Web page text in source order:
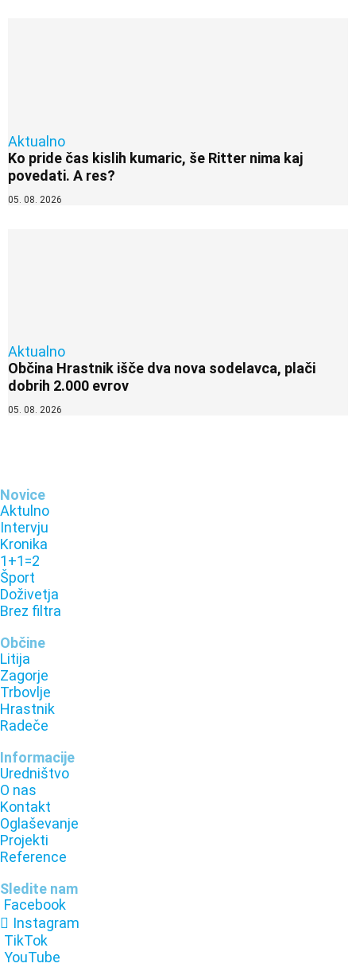
Aktualno
Ko pride čas kislih kumaric, še Ritter nima kaj
povedati. A res?
05. 08. 2026
Aktualno
Občina Hrastnik išče dva nova sodelavca, plači
dobrih 2.000 evrov
05. 08. 2026
Novice
Aktulno
Intervju
Kronika
1+1=2
Šport
Doživetja
Brez filtra
Občine
Litija
Zagorje
Trbovlje
Hrastnik
Radeče
Informacije
Uredništvo
O nas
Kontakt
Oglaševanje
Projekti
Reference
Sledite nam
Facebook
Instagram
TikTok
YouTube